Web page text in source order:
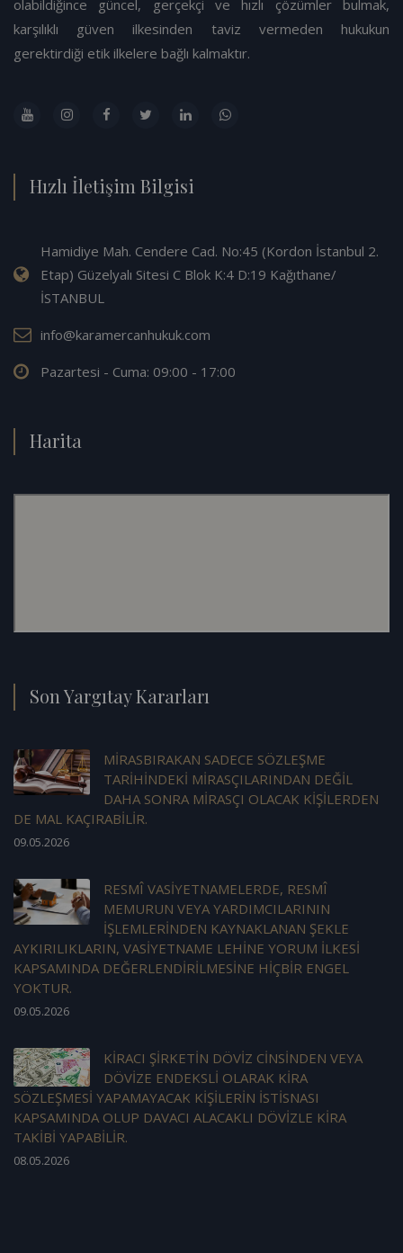
olabildiğince güncel, gerçekçi ve hızlı çözümler bulmak,
karşılıklı güven ilkesinden taviz vermeden hukukun
gerektirdiği etik ilkelere bağlı kalmaktır.
Hızlı İletişim Bilgisi
Hamidiye Mah. Cendere Cad. No:45 (Kordon İstanbul 2.
Etap) Güzelyalı Sitesi C Blok K:4 D:19 Kağıthane/
İSTANBUL
info@karamercanhukuk.com
Pazartesi - Cuma: 09:00 - 17:00
Harita
Son Yargıtay Kararları
MİRASBIRAKAN SADECE SÖZLEŞME
TARİHİNDEKİ MİRASÇILARINDAN DEĞİL
DAHA SONRA MİRASÇI OLACAK KİŞİLERDEN
DE MAL KAÇIRABİLİR.
09.05.2026
RESMÎ VASİYETNAMELERDE, RESMÎ
MEMURUN VEYA YARDIMCILARININ
İŞLEMLERİNDEN KAYNAKLANAN ŞEKLE
AYKIRILIKLARIN, VASİYETNAME LEHİNE YORUM İLKESİ
KAPSAMINDA DEĞERLENDİRİLMESİNE HİÇBİR ENGEL
YOKTUR.
09.05.2026
KİRACI ŞİRKETİN DÖVİZ CİNSİNDEN VEYA
DÖVİZE ENDEKSLİ OLARAK KİRA
SÖZLEŞMESİ YAPAMAYACAK KİŞİLERİN İSTİSNASI
KAPSAMINDA OLUP DAVACI ALACAKLI DÖVİZLE KİRA
TAKİBİ YAPABİLİR.
08.05.2026